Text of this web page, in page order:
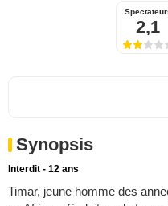
2,1
Synopsis
Interdit - 12 ans
Timar, jeune homme des